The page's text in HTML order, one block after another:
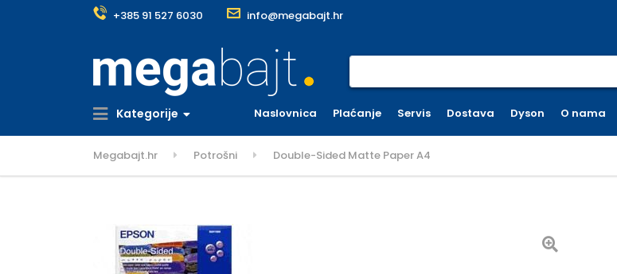
+385 91 527 6030 info@megabajt.hr
Kategorije Naslovnica Plaćanje Servis Dostava Dyson O nama
Megabajt.hr Potrošni Double-Sided Matte Paper A4